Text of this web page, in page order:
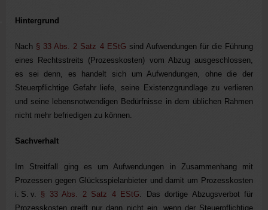
Hintergrund
Nach § 33 Abs. 2 Satz 4 EStG sind Aufwendungen für die Führung
eines Rechtsstreits (Prozesskosten) vom Abzug ausgeschlossen,
es sei denn, es handelt sich um Aufwendungen, ohne die der
Steuerpflichtige Gefahr liefe, seine Existenzgrundlage zu verlieren
und seine lebensnotwendigen Bedürfnisse in dem üblichen Rahmen
nicht mehr befriedigen zu können.
Sachverhalt
Im Streitfall ging es um Aufwendungen in Zusammenhang mit
Prozessen gegen Glücksspielanbieter und damit um Prozesskosten
i. S. v. § 33 Abs. 2 Satz 4 EStG . Das dortige Abzugsverbot für
Prozesskosten greift nur dann nicht ein, wenn der Steuerpflichtige